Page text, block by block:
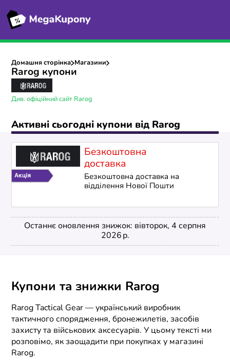
Домашня сторінка Магазини
Rarog купони
Див. офіційний сайт Rarog
Активні сьогодні купони від Rarog
Безкоштовна
доставка
Безкоштовна доставка на
відділення Нової Пошти
Останнє оновлення знижок: вівторок, 4 серпня
2026 р.
Купони та знижки Rarog
Rarog Tactical Gear — український виробник
тактичного спорядження, бронежилетів, засобів
захисту та військових аксесуарів. У цьому тексті ми
розповімо, як заощадити при покупках у магазині
Rarog.